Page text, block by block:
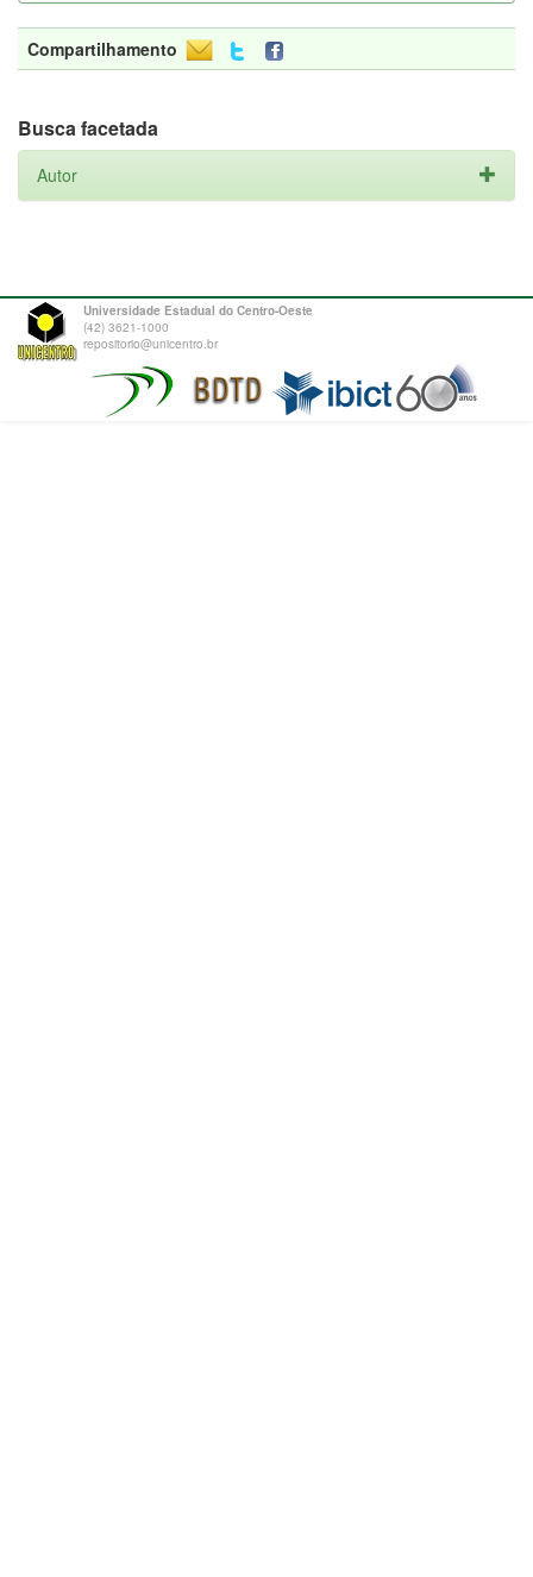
Compartilhamento
Busca facetada
Autor
Universidade Estadual do Centro-Oeste
(42) 3621-1000
repositorio@unicentro.br